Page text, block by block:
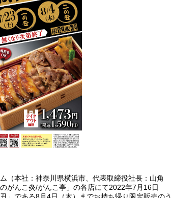
（本社：神奈川県横浜市、代表取締役社長：山角
がんこ炎/がんこ亭」の各店にて2022年7月16日